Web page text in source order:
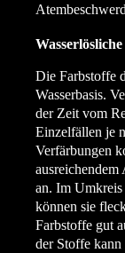
Die Farbstoffe
Wasserbasis.
der Zeit vom
Einzelfällen je
Verfärbungen
ausreichendem
an. Im
können sie
Farbstoffe gut
der Stoffe kann